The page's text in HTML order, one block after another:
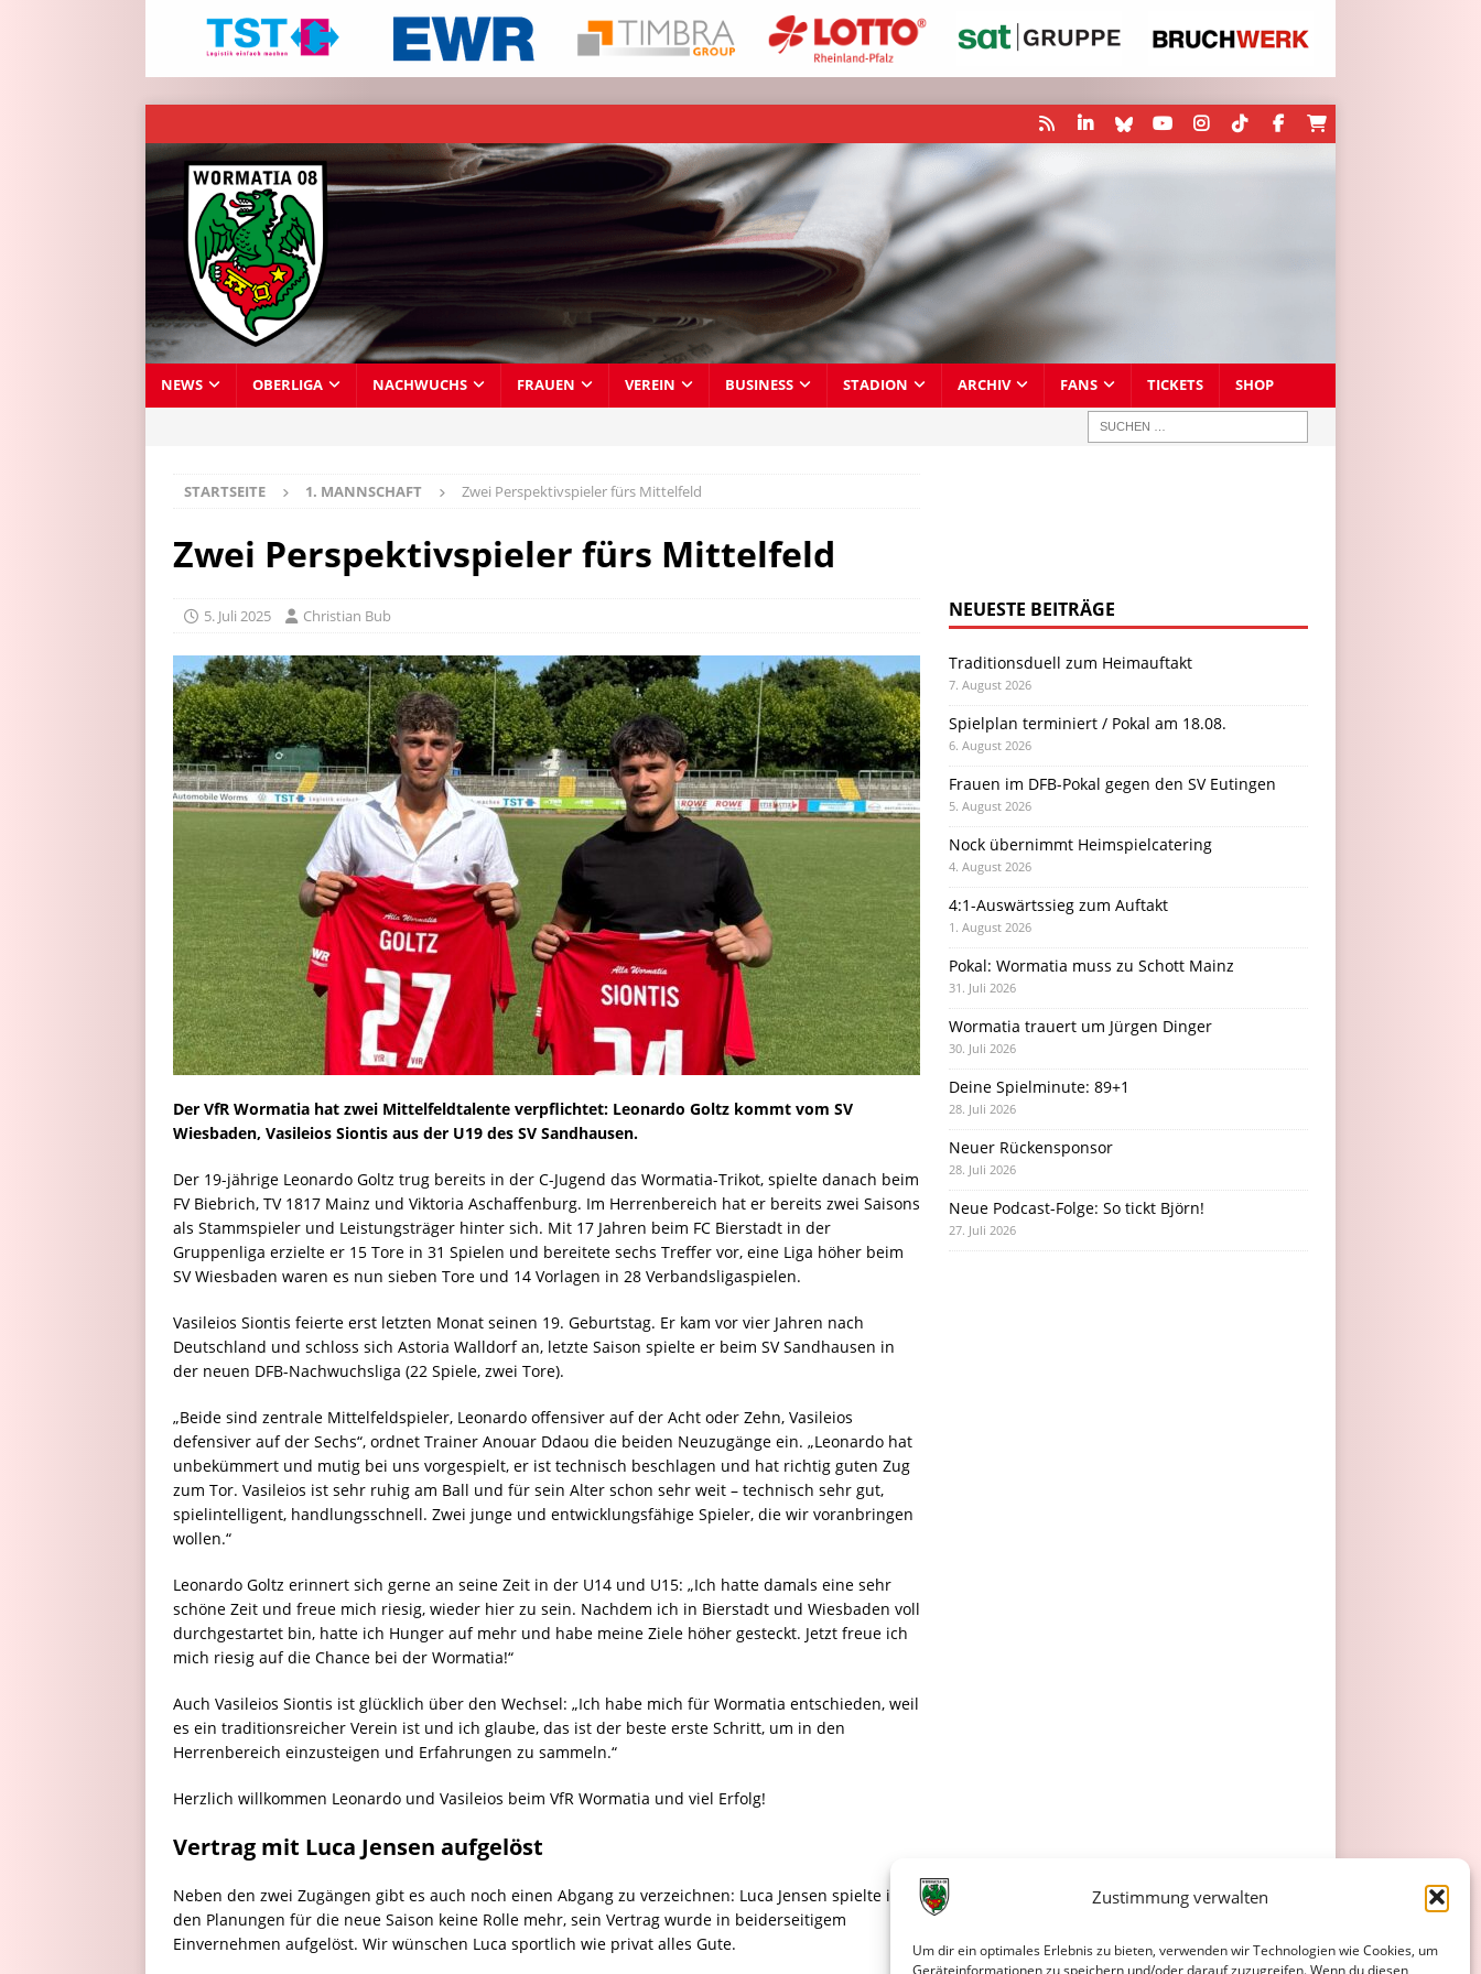
Zustimmung verwalten
Um dir ein optimales Erlebnis zu bieten, verwenden wir Technologien wie Cookies, um
Geräteinformationen zu speichern und/oder darauf zuzugreifen. Wenn du diesen
NEWS OBERLIGA NACHWUCHS FRAUEN VEREIN BUSINESS STADION ARCHIV FANS TICKETS SHOP
STARTSEITE 1. MANNSCHAFT Zwei Perspektivspieler fürs Mittelfeld
Zwei Perspektivspieler fürs Mittelfeld
5. Juli 2025 Christian Bub
Der VfR Wormatia hat zwei Mittelfeldtalente verpflichtet: Leonardo Goltz kommt vom SV
Wiesbaden, Vasileios Siontis aus der U19 des SV Sandhausen.
Der 19-jährige Leonardo Goltz trug bereits in der C-Jugend das Wormatia-Trikot, spielte danach beim
FV Biebrich, TV 1817 Mainz und Viktoria Aschaffenburg. Im Herrenbereich hat er bereits zwei Saisons
als Stammspieler und Leistungsträger hinter sich. Mit 17 Jahren beim FC Bierstadt in der
Gruppenliga erzielte er 15 Tore in 31 Spielen und bereitete sechs Treffer vor, eine Liga höher beim
SV Wiesbaden waren es nun sieben Tore und 14 Vorlagen in 28 Verbandsligaspielen.
Vasileios Siontis feierte erst letzten Monat seinen 19. Geburtstag. Er kam vor vier Jahren nach
Deutschland und schloss sich Astoria Walldorf an, letzte Saison spielte er beim SV Sandhausen in
der neuen DFB-Nachwuchsliga (22 Spiele, zwei Tore).
„Beide sind zentrale Mittelfeldspieler, Leonardo offensiver auf der Acht oder Zehn, Vasileios
defensiver auf der Sechs“, ordnet Trainer Anouar Ddaou die beiden Neuzugänge ein. „Leonardo hat
unbekümmert und mutig bei uns vorgespielt, er ist technisch beschlagen und hat richtig guten Zug
zum Tor. Vasileios ist sehr ruhig am Ball und für sein Alter schon sehr weit – technisch sehr gut,
spielintelligent, handlungsschnell. Zwei junge und entwicklungsfähige Spieler, die wir voranbringen
wollen.“
Leonardo Goltz erinnert sich gerne an seine Zeit in der U14 und U15: „Ich hatte damals eine sehr
schöne Zeit und freue mich riesig, wieder hier zu sein. Nachdem ich in Bierstadt und Wiesbaden voll
durchgestartet bin, hatte ich Hunger auf mehr und habe meine Ziele höher gesteckt. Jetzt freue ich
mich riesig auf die Chance bei der Wormatia!“
Auch Vasileios Siontis ist glücklich über den Wechsel: „Ich habe mich für Wormatia entschieden, weil
es ein traditionsreicher Verein ist und ich glaube, das ist der beste erste Schritt, um in den
Herrenbereich einzusteigen und Erfahrungen zu sammeln.“
Herzlich willkommen Leonardo und Vasileios beim VfR Wormatia und viel Erfolg!
Vertrag mit Luca Jensen aufgelöst
Neben den zwei Zugängen gibt es auch noch einen Abgang zu verzeichnen: Luca Jensen spielte in
den Planungen für die neue Saison keine Rolle mehr, sein Vertrag wurde in beiderseitigem
Einvernehmen aufgelöst. Wir wünschen Luca sportlich wie privat alles Gute.
NEUESTE BEITRÄGE
Traditionsduell zum Heimauftakt
7. August 2026
Spielplan terminiert / Pokal am 18.08.
6. August 2026
Frauen im DFB-Pokal gegen den SV Eutingen
5. August 2026
Nock übernimmt Heimspielcatering
4. August 2026
4:1-Auswärtssieg zum Auftakt
1. August 2026
Pokal: Wormatia muss zu Schott Mainz
31. Juli 2026
Wormatia trauert um Jürgen Dinger
30. Juli 2026
Deine Spielminute: 89+1
28. Juli 2026
Neuer Rückensponsor
28. Juli 2026
Neue Podcast-Folge: So tickt Björn!
27. Juli 2026